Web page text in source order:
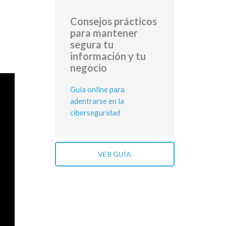
Consejos prácticos
para mantener
segura tu
información y tu
negocio
Guía online para
adentrarse en la
ciberseguridad
VER GUÍA